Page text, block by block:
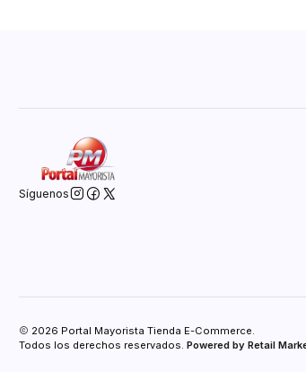
Síguenos
2026 Portal Mayorista Tienda E-Commerce.
Todos los derechos reservados. Powered by Retail